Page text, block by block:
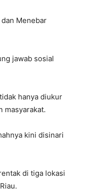
Menebar
jawab sosial
hanya diukur
masyarakat.
kini disinari
di tiga lokasi